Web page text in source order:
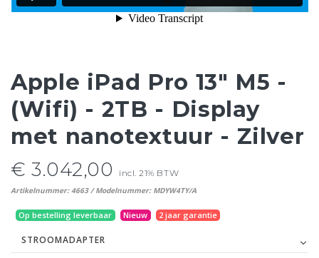
Apple iPad Pro 13" M5 -
(Wifi) - 2TB - Display
met nanotextuur - Zilver
€ 3.042,00 incl. 21% BTW
Artikelnummer: 4663 / Modelnummer: MDYW4TY/A
Op bestelling leverbaar Nieuw 2 jaar garantie
STROOMADAPTER